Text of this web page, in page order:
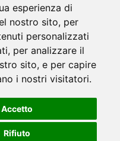
esperienza di
nostro sito, per
personalizzati
per analizzare il
sito, e per capire
i nostri visitatori.
Accetto
Rifiuto
per uno dei gruppi più